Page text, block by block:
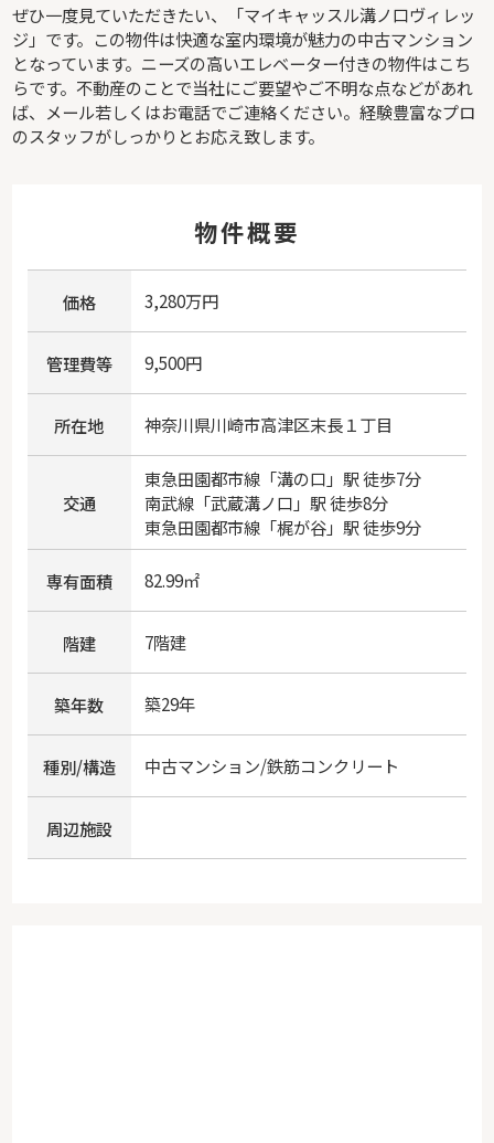
ぜひ一度見ていただきたい、「マイキャッスル溝ノ口ヴィレッ
ジ」です。この物件は快適な室内環境が魅力の中古マンション
となっています。ニーズの高いエレベーター付きの物件はこち
らです。不動産のことで当社にご要望やご不明な点などがあれ
ば、メール若しくはお電話でご連絡ください。経験豊富なプロ
のスタッフがしっかりとお応え致します。
物件概要
価格 3,280万円
管理費等 9,500円
所在地 神奈川県川崎市高津区末長１丁目
交通
東急田園都市線「溝の口 」駅 徒歩7分
南武線「武蔵溝ノ口 」駅 徒歩8分
東急田園都市線「梶が谷」駅 徒歩9分
専有面積 82.99㎡
階建 7階建
築年数 築29年
種別/構造 中古マンション/鉄筋コンクリート
周辺施設